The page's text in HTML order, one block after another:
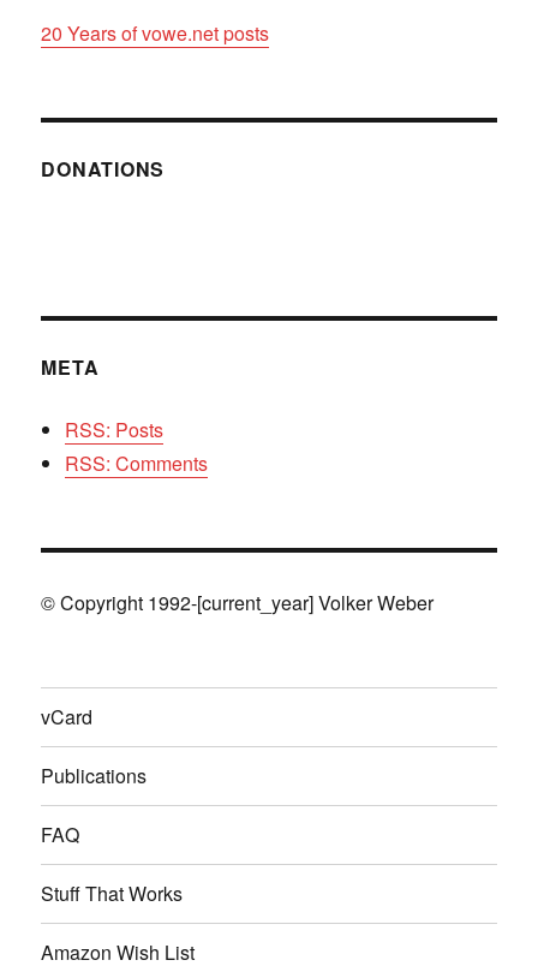
20 Years of vowe.net posts
DONATIONS
META
RSS: Posts
RSS: Comments
© Copyright 1992-[current_year] Volker Weber
vCard
Publications
FAQ
Stuff That Works
Amazon Wish List